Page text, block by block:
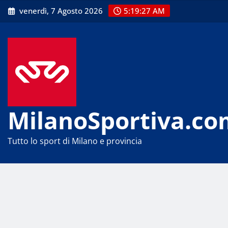
Skip
to
venerdì, 7 Agosto 2026 5:19:28 AM
Tutto lo sport di Milano e provincia